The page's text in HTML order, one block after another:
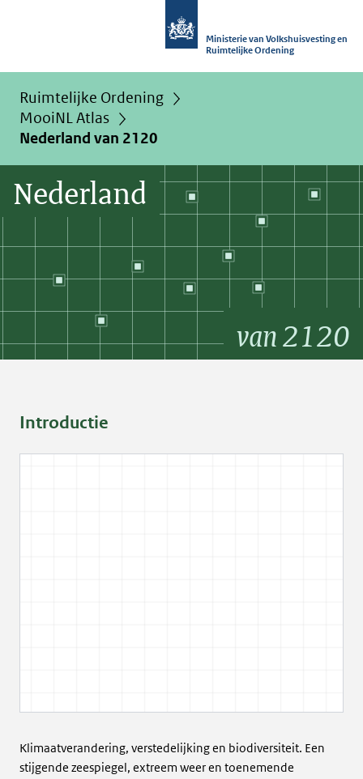
Ministerie van Volkshuisvesting en
Ruimtelijke Ordening
Ruimtelijke Ordening
MooiNL Atlas
Nederland van 2120
Nederland
van 2120
Introductie
Klimaatverandering, verstedelijking en biodiversiteit. Een
stijgende zeespiegel, extreem weer en toenemende